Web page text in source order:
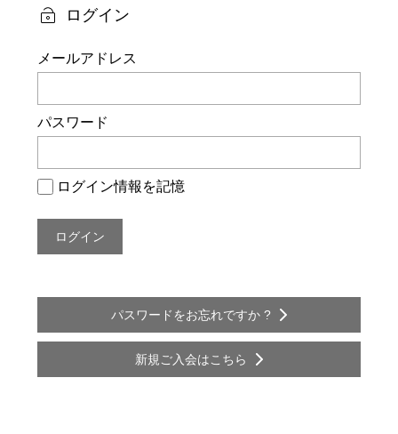
ー
シ
ョ
ン
ログイン
メールアドレス
パスワード
ログイン情報を記憶
パスワードをお忘れですか ?
新規ご入会はこちら